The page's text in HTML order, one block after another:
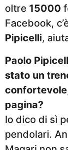
oltre 15000
Facebook,
Pipicelli,
Paolo
stato un
pagina?
Io dico di sì
pendolari.